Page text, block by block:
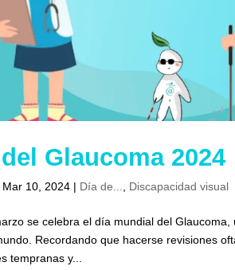
Glaucoma 2024
Mar 10, 2024 | Día de... Discapacidad visual
se celebra el día mundial del
Recordando que hacerse revisiones
tempranas y...